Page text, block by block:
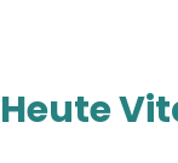
Heute